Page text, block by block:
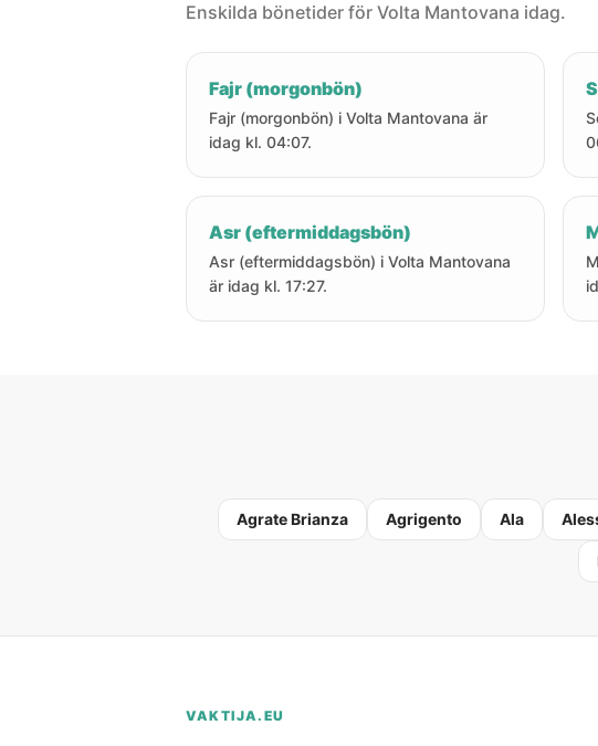
Enskilda bönetider för Volta Mantovana idag.
Fajr (morgonbön)
Fajr (morgonbön) i Volta Mantovana är
idag kl. 04:07.
Asr (eftermiddagsbön)
Asr (eftermiddagsbön) i Volta Mantovana
är idag kl. 17:27.
Agrate Brianza Agrigento Ala
VAKTIJA.EU